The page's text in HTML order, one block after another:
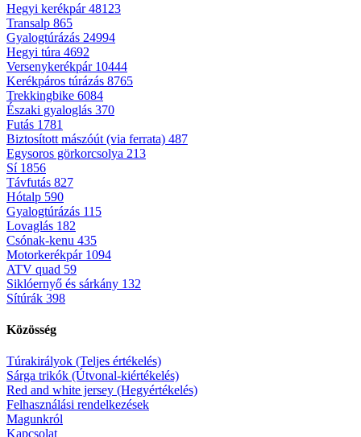
Hegyi kerékpár48123
Transalp 865
Gyalogtúrázás 24994
Hegyi túra 4692
Versenykerékpár 10444
Kerékpáros túrázás 8765
Trekkingbike 6084
Északi gyaloglás 370
Futás 1781
Biztosított mászóút (via ferrata) 487
Egysoros görkorcsolya 213
Sí 1856
Távfutás 827
Hótalp 590
Gyalogtúrázás 115
Lovaglás 182
Csónak-kenu 435
Motorkerékpár 1094
ATV quad 59
Siklóernyő és sárkány 132
Sítúrák 398
Közösség
Túrakirályok (Teljes értékelés)
Sárga trikók (Útvonal-kiértékelés)
Red and white jersey (Hegyértékelés)
Felhasználási rendelkezések
Magunkról
Kapcsolat